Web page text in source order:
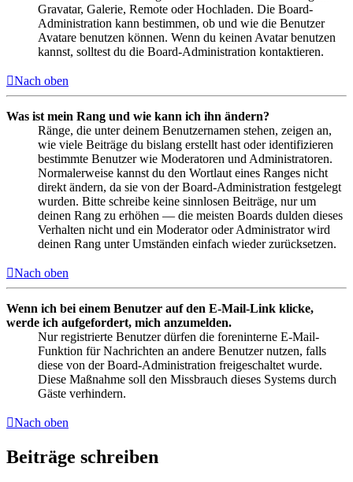
Gravatar, Galerie, Remote oder Hochladen. Die Board-
Administration kann bestimmen, ob und wie die Benutzer
Avatare benutzen können. Wenn du keinen Avatar benutzen
kannst, solltest du die Board-Administration kontaktieren.
Nach oben
Was ist mein Rang und wie kann ich ihn ändern?
Ränge, die unter deinem Benutzernamen stehen, zeigen an,
wie viele Beiträge du bislang erstellt hast oder identifizieren
bestimmte Benutzer wie Moderatoren und Administratoren.
Normalerweise kannst du den Wortlaut eines Ranges nicht
direkt ändern, da sie von der Board-Administration festgelegt
wurden. Bitte schreibe keine sinnlosen Beiträge, nur um
deinen Rang zu erhöhen — die meisten Boards dulden dieses
Verhalten nicht und ein Moderator oder Administrator wird
deinen Rang unter Umständen einfach wieder zurücksetzen.
Nach oben
Wenn ich bei einem Benutzer auf den E-Mail-Link klicke,
werde ich aufgefordert, mich anzumelden.
Nur registrierte Benutzer dürfen die foreninterne E-Mail-
Funktion für Nachrichten an andere Benutzer nutzen, falls
diese von der Board-Administration freigeschaltet wurde.
Diese Maßnahme soll den Missbrauch dieses Systems durch
Gäste verhindern.
Nach oben
Beiträge schreiben